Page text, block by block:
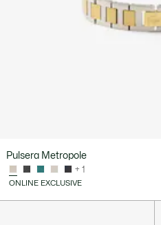
Pulsera Metropole
+ 1
ONLINE EXCLUSIVE